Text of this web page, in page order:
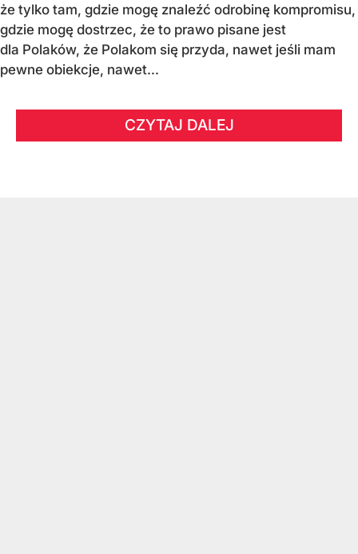
że tylko tam, gdzie mogę znaleźć odrobinę kompromisu,
gdzie mogę dostrzec, że to prawo pisane jest
dla Polaków, że Polakom się przyda, nawet jeśli mam
pewne obiekcje, nawet...
CZYTAJ DALEJ